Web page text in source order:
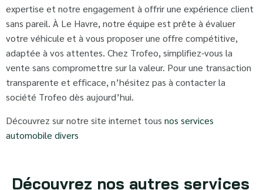
expertise et notre engagement à offrir une expérience client
sans pareil. À Le Havre, notre équipe est prête à évaluer
votre véhicule et à vous proposer une offre compétitive,
adaptée à vos attentes. Chez Trofeo, simplifiez-vous la
vente sans compromettre sur la valeur. Pour une transaction
transparente et efficace, n’hésitez pas à contacter la
société Trofeo dès aujourd’hui.
Découvrez sur notre site internet tous nos services
automobile divers
Découvrez nos autres services